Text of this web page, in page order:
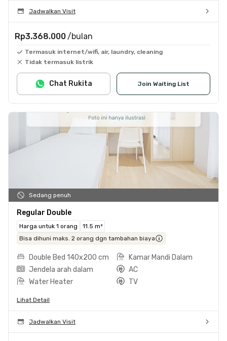
Jadwalkan Visit
Rp3.368.000 /bulan
Termasuk internet/wifi, air, laundry, cleaning
Tidak termasuk listrik
Join Waiting List
Chat Rukita
Sedang penuh
Regular Double
Harga untuk 1 orang
11.5 m²
Bisa dihuni maks. 2 orang dgn tambahan biaya
Double Bed 140x200 cm
Kamar Mandi Dalam
Jendela arah dalam
AC
Water Heater
TV
Lihat Detail
Jadwalkan Visit